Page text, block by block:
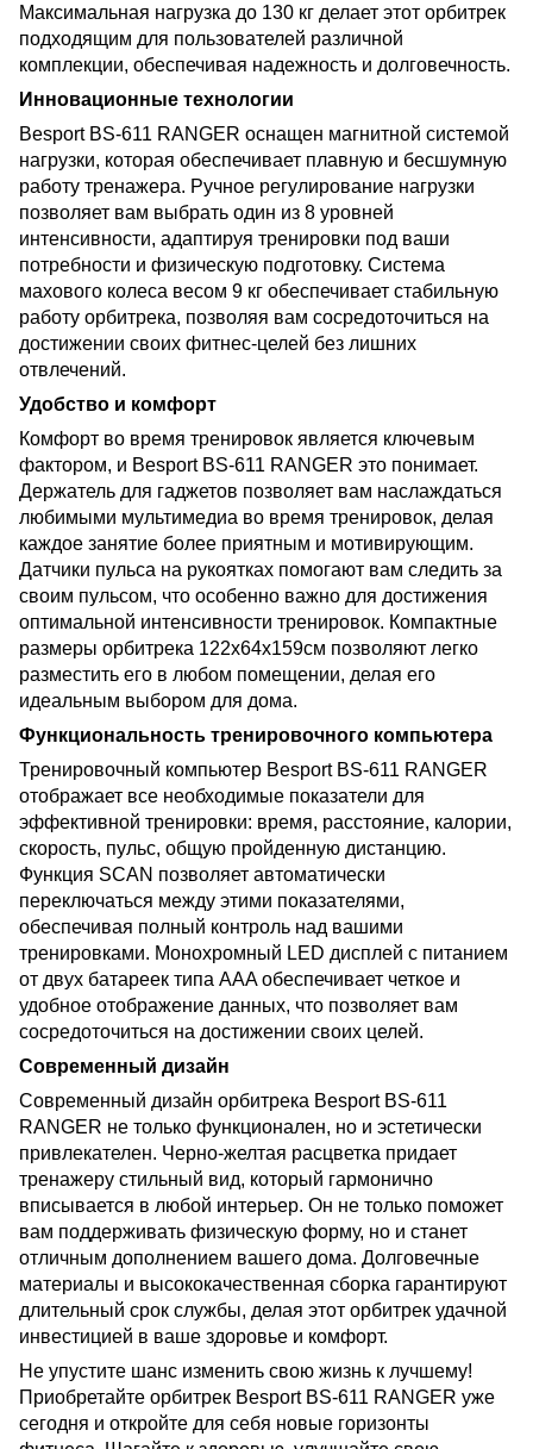
Максимальная нагрузка до 130 кг делает этот орбитрек
подходящим для пользователей различной
комплекции, обеспечивая надежность и долговечность.
Инновационные технологии
Besport BS-611 RANGER оснащен магнитной системой
нагрузки, которая обеспечивает плавную и бесшумную
работу тренажера. Ручное регулирование нагрузки
позволяет вам выбрать один из 8 уровней
интенсивности, адаптируя тренировки под ваши
потребности и физическую подготовку. Система
махового колеса весом 9 кг обеспечивает стабильную
работу орбитрека, позволяя вам сосредоточиться на
достижении своих фитнес-целей без лишних
отвлечений.
Удобство и комфорт
Комфорт во время тренировок является ключевым
фактором, и Besport BS-611 RANGER это понимает.
Держатель для гаджетов позволяет вам наслаждаться
любимыми мультимедиа во время тренировок, делая
каждое занятие более приятным и мотивирующим.
Датчики пульса на рукоятках помогают вам следить за
своим пульсом, что особенно важно для достижения
оптимальной интенсивности тренировок. Компактные
размеры орбитрека 122х64х159см позволяют легко
разместить его в любом помещении, делая его
идеальным выбором для дома.
Функциональность тренировочного компьютера
Тренировочный компьютер Besport BS-611 RANGER
отображает все необходимые показатели для
эффективной тренировки: время, расстояние, калории,
скорость, пульс, общую пройденную дистанцию.
Функция SCAN позволяет автоматически
переключаться между этими показателями,
обеспечивая полный контроль над вашими
тренировками. Монохромный LED дисплей с питанием
от двух батареек типа AAA обеспечивает четкое и
удобное отображение данных, что позволяет вам
сосредоточиться на достижении своих целей.
Современный дизайн
Современный дизайн орбитрека Besport BS-611
RANGER не только функционален, но и эстетически
привлекателен. Черно-желтая расцветка придает
тренажеру стильный вид, который гармонично
вписывается в любой интерьер. Он не только поможет
вам поддерживать физическую форму, но и станет
отличным дополнением вашего дома. Долговечные
материалы и высококачественная сборка гарантируют
длительный срок службы, делая этот орбитрек удачной
инвестицией в ваше здоровье и комфорт.
Не упустите шанс изменить свою жизнь к лучшему!
Приобретайте орбитрек Besport BS-611 RANGER уже
сегодня и откройте для себя новые горизонты